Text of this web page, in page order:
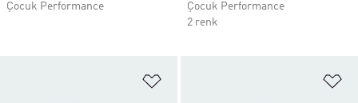
Çocuk Performance
Çocuk Performance
2 renk